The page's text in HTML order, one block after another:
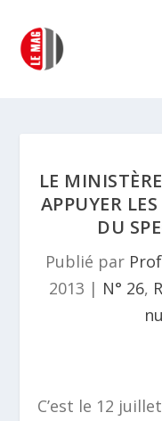
LE
APPUYER
DU
Publié par
2013 | N° 26,
C’est le 12